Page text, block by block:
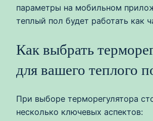
параметры на мобильном
теплый пол будет работать как
Как выбрать
для вашего теплого
При выборе терморегулятора
несколько ключевых аспектов: